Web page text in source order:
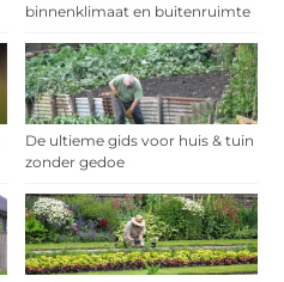
binnenklimaat en buitenruimte
De ultieme gids voor huis & tuin
zonder gedoe